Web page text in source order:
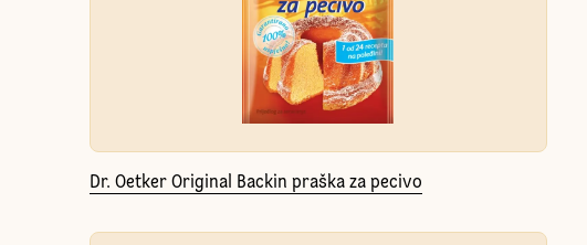
Dr. Oetker Original Backin praška za pecivo